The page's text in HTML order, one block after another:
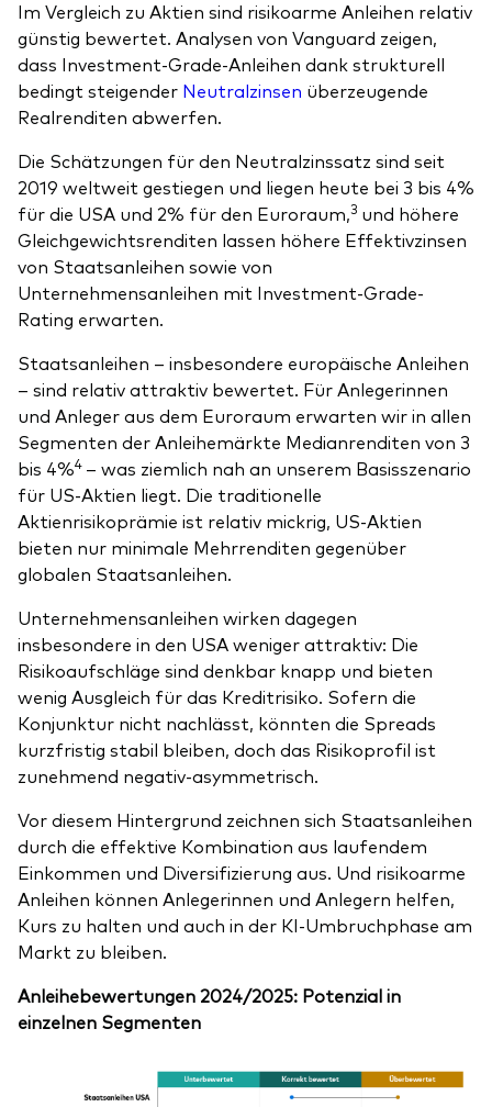
Im Vergleich zu Aktien sind risikoarme Anleihen relativ
günstig bewertet. Analysen von Vanguard zeigen,
dass Investment-Grade-Anleihen dank strukturell
bedingt steigender Neutralzinsen überzeugende
Realrenditen abwerfen.
Die Schätzungen für den Neutralzinssatz sind seit
2019 weltweit gestiegen und liegen heute bei 3 bis 4%
für die USA und 2% für den Euroraum,3 und höhere
Gleichgewichtsrenditen lassen höhere Effektivzinsen
von Staatsanleihen sowie von
Unternehmensanleihen mit Investment-Grade-
Rating erwarten.
Staatsanleihen – insbesondere europäische Anleihen
– sind relativ attraktiv bewertet. Für Anlegerinnen
und Anleger aus dem Euroraum erwarten wir in allen
Segmenten der Anleihemärkte Medianrenditen von 3
bis 4%4 – was ziemlich nah an unserem Basisszenario
für US-Aktien liegt. Die traditionelle
Aktienrisikoprämie ist relativ mickrig, US-Aktien
bieten nur minimale Mehrrenditen gegenüber
globalen Staatsanleihen.
Unternehmensanleihen wirken dagegen
insbesondere in den USA weniger attraktiv: Die
Risikoaufschläge sind denkbar knapp und bieten
wenig Ausgleich für das Kreditrisiko. Sofern die
Konjunktur nicht nachlässt, könnten die Spreads
kurzfristig stabil bleiben, doch das Risikoprofil ist
zunehmend negativ-asymmetrisch.
Vor diesem Hintergrund zeichnen sich Staatsanleihen
durch die effektive Kombination aus laufendem
Einkommen und Diversifizierung aus. Und risikoarme
Anleihen können Anlegerinnen und Anlegern helfen,
Kurs zu halten und auch in der KI-Umbruchphase am
Markt zu bleiben.
Anleihebewertungen 2024/2025: Potenzial in
einzelnen Segmenten